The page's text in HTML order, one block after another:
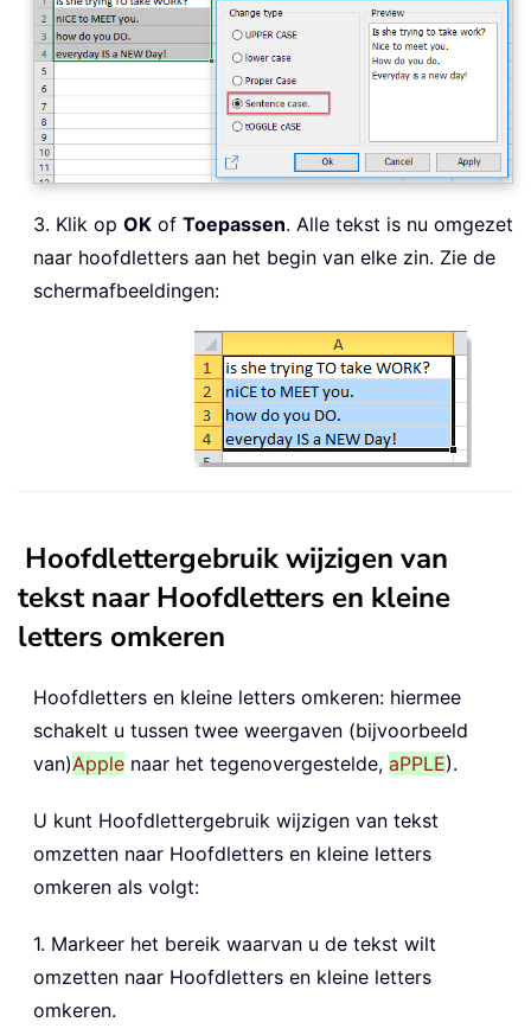
3. Klik op OK of Toepassen. Alle tekst is nu omgezet
naar hoofdletters aan het begin van elke zin. Zie de
schermafbeeldingen:
Hoofdlettergebruik wijzigen van
tekst naar Hoofdletters en kleine
letters omkeren
Hoofdletters en kleine letters omkeren: hiermee
schakelt u tussen twee weergaven (bijvoorbeeld
van)Apple naar het tegenovergestelde, aPPLE).
U kunt Hoofdlettergebruik wijzigen van tekst
omzetten naar Hoofdletters en kleine letters
omkeren als volgt:
1. Markeer het bereik waarvan u de tekst wilt
omzetten naar Hoofdletters en kleine letters
omkeren.